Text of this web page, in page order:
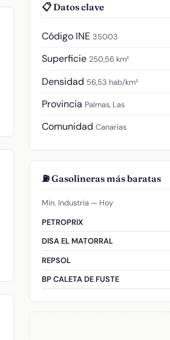
📋 Datos clave
Código INE 35003
Superficie 250,56 km²
Densidad 56,53 hab/km²
Provincia Palmas, Las
Comunidad Canarias
⛽ Gasolineras más baratas
Min. Industria — Hoy
PETROPRIX
DISA EL MATORRAL
REPSOL
BP CALETA DE FUSTE